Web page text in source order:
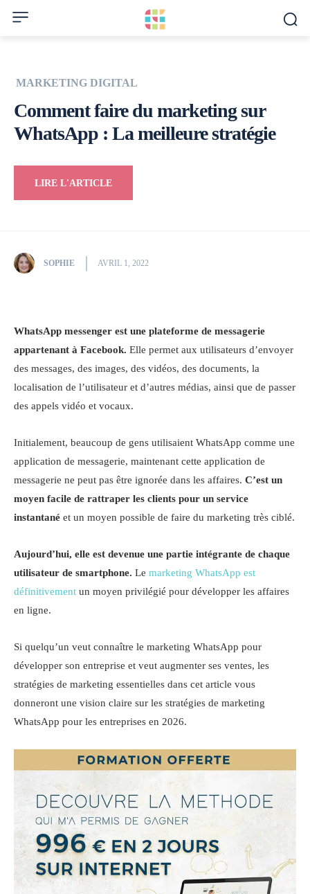
MARKETING DIGITAL
Comment faire du marketing sur
WhatsApp : La meilleure stratégie
LIRE L'ARTICLE
SOPHIE AVRIL 1, 2022
WhatsApp messenger est une plateforme de messagerie
appartenant à Facebook. Elle permet aux utilisateurs d’envoyer
des messages, des images, des vidéos, des documents, la
localisation de l’utilisateur et d’autres médias, ainsi que de passer
des appels vidéo et vocaux.
Initialement, beaucoup de gens utilisaient WhatsApp comme une
application de messagerie, maintenant cette application de
messagerie ne peut pas être ignorée dans les affaires. C’est un
moyen facile de rattraper les clients pour un service
instantané et un moyen possible de faire du marketing très ciblé.
Aujourd’hui, elle est devenue une partie intégrante de chaque
utilisateur de smartphone. Le marketing WhatsApp est
définitivement un moyen privilégié pour développer les affaires
en ligne.
Si quelqu’un veut connaître le marketing WhatsApp pour
développer son entreprise et veut augmenter ses ventes, les
stratégies de marketing essentielles dans cet article vous
donneront une vision claire sur les stratégies de marketing
WhatsApp pour les entreprises en 2026.